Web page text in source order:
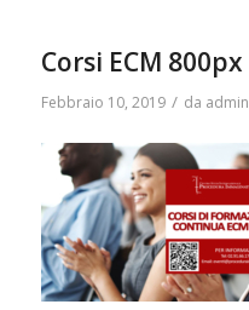
Corsi ECM 800px
Febbraio 10, 2019 / da admin